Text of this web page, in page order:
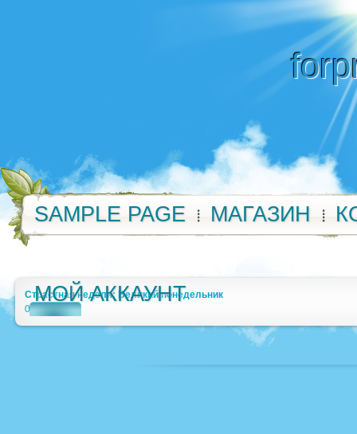
SAMPLE PAGE МАГАЗИН
МОЙ АККАУНТ
Страстная неделя: Великий понедельник
0